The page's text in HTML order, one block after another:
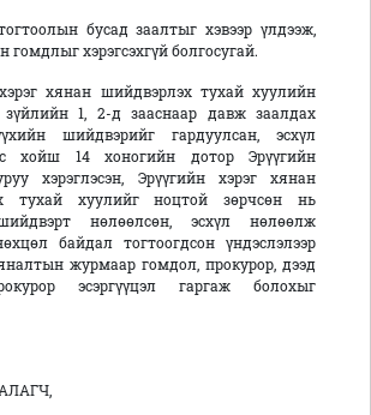
бусад заалтыг хэвээр үлдээж,
гомдлыг хэрэгсэхгүй болгосугай.
хянан шийдвэрлэх тухай хуулийн
зүйлийн 1, 2-д зааснаар давж заалдах
шийдвэрийг гардуулсан, эсхүл
хойш 14 хоногийн дотор Эрүүгийн
хэрэглэсэн, Эрүүгийн хэрэг хянан
тухай хуулийг ноцтой зөрчсөн нь
нөлөөлсөн, эсхүл нөлөөлж
байдал тогтоогдсон үндэслэлээр
журмаар гомдол, прокурор, дээд
эсэргүүцэл гаргаж болохыг